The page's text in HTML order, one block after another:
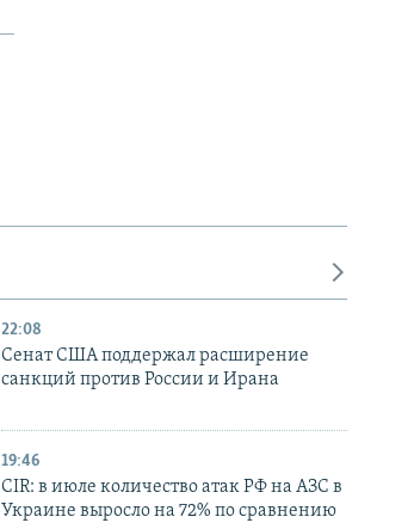
22:08
Сенат США поддержал расширение
санкций против России и Ирана
19:46
CIR: в июле количество атак РФ на АЗС в
Украине выросло на 72% по сравнению